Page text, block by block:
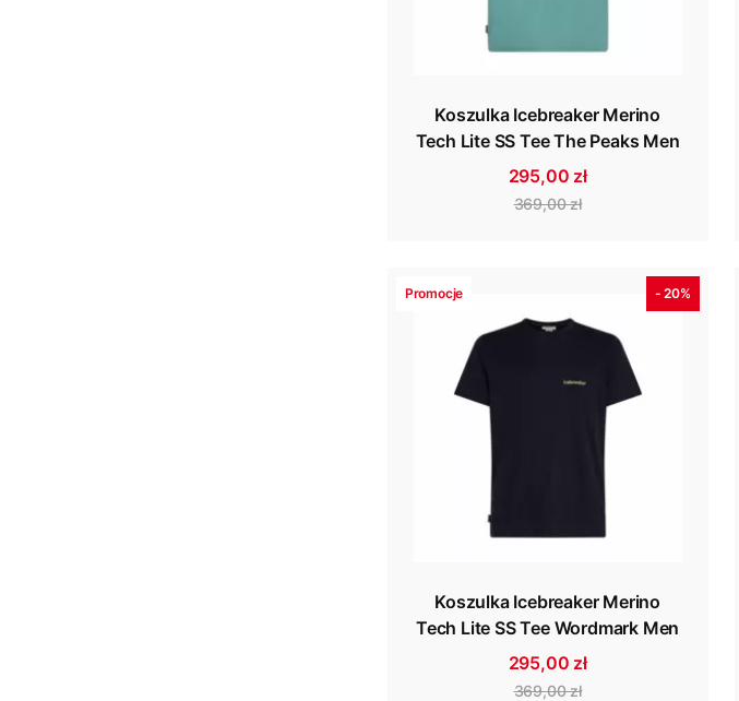
Koszulka Icebreaker Merino
Tech Lite SS Tee The Peaks Men
295,00 zł
369,00 zł
Promocje - 20%
Koszulka Icebreaker Merino
Tech Lite SS Tee Wordmark Men
295,00 zł
369,00 zł